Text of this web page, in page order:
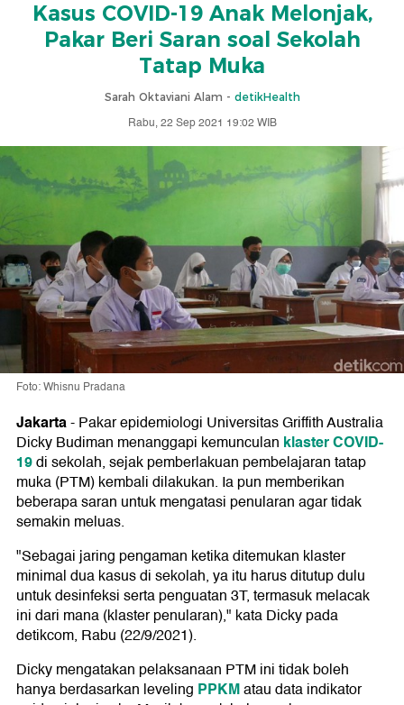
Kasus COVID-19 Anak Melonjak,
Pakar Beri Saran soal Sekolah
Tatap Muka
Sarah Oktaviani Alam - detikHealth
Rabu, 22 Sep 2021 19:02 WIB
Foto: Whisnu Pradana
Jakarta-Pakar epidemiologi Universitas Griffith Australia
Dicky Budiman menanggapi kemunculan klaster COVID-
19di sekolah, sejak pemberlakuan pembelajaran tatap
muka (PTM) kembali dilakukan. Ia pun memberikan
beberapa saran untuk mengatasi penularan agar tidak
semakin meluas.
"Sebagai jaring pengaman ketika ditemukan klaster
minimal dua kasus di sekolah, ya itu harus ditutup dulu
untuk desinfeksi serta penguatan 3T, termasuk melacak
ini dari mana (klaster penularan)," kata Dicky pada
detikcom, Rabu (22/9/2021).
Dicky mengatakan pelaksanaan PTM ini tidak boleh
hanya berdasarkan leveling PPKMatau data indikator